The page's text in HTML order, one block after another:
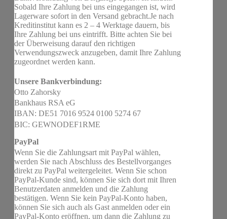
Sobald Ihre Zahlung bei uns eingegangen ist, wird
Lagerware sofort in den Versand gebracht.Je nach
Kreditinstitut kann es 2 – 4 Werktage dauern, bis
Ihre Zahlung bei uns eintrifft. Bitte achten Sie bei
der Überweisung darauf den richtigen
Verwendungszweck anzugeben, damit Ihre Zahlung
zugeordnet werden kann.
Unsere Bankverbindung:
Otto Zahorsky
Bankhaus RSA eG
IBAN: DE51 7016 9524 0100 5274 67
BIC: GEWNODEF1RME
PayPal
Wenn Sie die Zahlungsart mit PayPal wählen,
werden Sie nach Abschluss des Bestellvorganges
direkt zu PayPal weitergeleitet. Wenn Sie schon
PayPal-Kunde sind, können Sie sich dort mit Ihren
Benutzerdaten anmelden und die Zahlung
bestätigen. Wenn Sie kein PayPal-Konto haben,
können Sie sich auch als Gast anmelden oder ein
PayPal-Konto eröffnen, um dann die Zahlung zu